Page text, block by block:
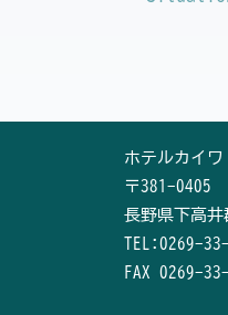
ホテルカイワ
〒381-0405
長野県下高井
TEL:0269-
FAX 0269-